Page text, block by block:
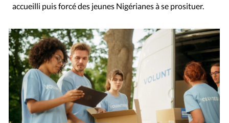
accueilli puis forcé des jeunes Nigérianes à se prosituer.